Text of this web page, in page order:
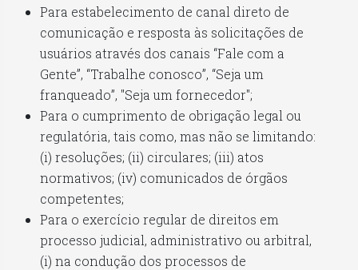
Para estabelecimento de canal direto de
comunicação e resposta às solicitações de
usuários através dos canais “Fale com a
Gente”, “Trabalhe conosco”, “Seja um
franqueado”, "Seja um fornecedor";
Para o cumprimento de obrigação legal ou
regulatória, tais como, mas não se limitando:
(i) resoluções; (ii) circulares; (iii) atos
normativos; (iv) comunicados de órgãos
competentes;
Para o exercício regular de direitos em
processo judicial, administrativo ou arbitral,
(i) na condução dos processos de